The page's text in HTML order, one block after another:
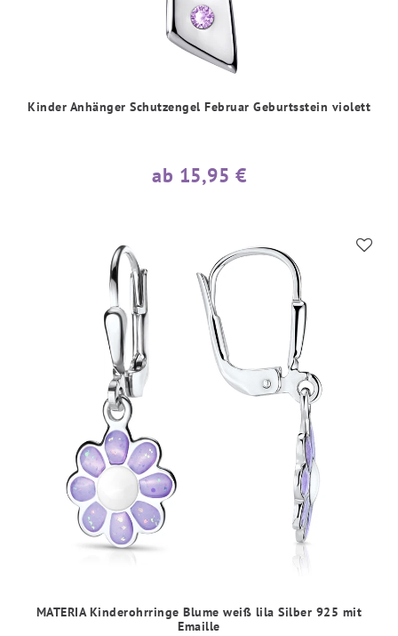
Kinder Anhänger Schutzengel Februar Geburtsstein violett
ab 15,95 €
MATERIA Kinderohrringe Blume weiß lila Silber 925 mit
Emaille